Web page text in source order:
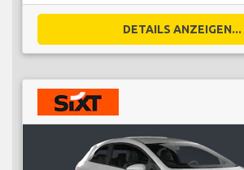
DETAILS ANZEIGEN...